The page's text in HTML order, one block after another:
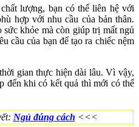
lượng, bạn có thể liên hệ với
hợp với nhu cầu của bản thân.
khỏe mà còn giúp trị mất ngủ
cầu của bạn để tạo ra chiếc nệm
gian thực hiện dài lâu. Vì vậy,
đến khi có kết quả thì mới có thể
Ngủ đúng cách <<<